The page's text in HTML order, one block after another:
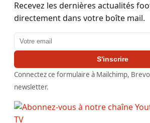
Recevez les dernières actualités
directement dans votre boîte mail.
Adresse email
S'inscrire
Connectez ce formulaire à Mailchimp,
newsletter.